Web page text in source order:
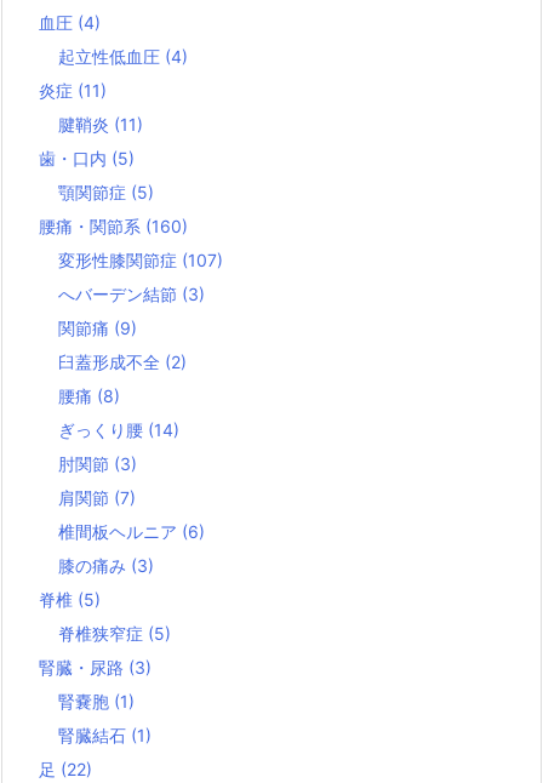
血圧 (4)
起立性低血圧 (4)
炎症 (11)
腱鞘炎 (11)
歯・口内 (5)
顎関節症 (5)
腰痛・関節系 (160)
変形性膝関節症 (107)
へバーデン結節 (3)
関節痛 (9)
臼蓋形成不全 (2)
腰痛 (8)
ぎっくり腰 (14)
肘関節 (3)
肩関節 (7)
椎間板ヘルニア (6)
膝の痛み (3)
脊椎 (5)
脊椎狭窄症 (5)
腎臓・尿路 (3)
腎嚢胞 (1)
腎臓結石 (1)
足 (22)